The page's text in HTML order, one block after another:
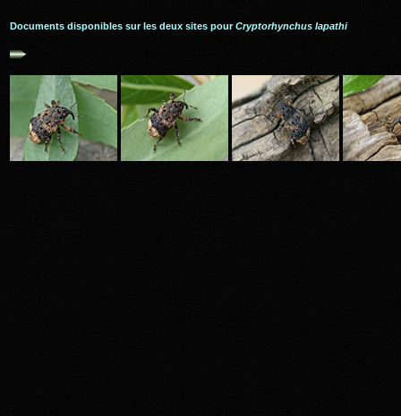
Documents disponibles sur les deux sites pourCryptorhynchus lapathi